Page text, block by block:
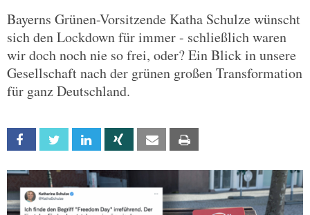
Bayerns Grünen-Vorsitzende Katha Schulze wünscht
sich den Lockdown für immer - schließlich waren
wir doch noch nie so frei, oder? Ein Blick in unsere
Gesellschaft nach der grünen großen Transformation
für ganz Deutschland.
Facebook Twitter Linkedin Xing Email